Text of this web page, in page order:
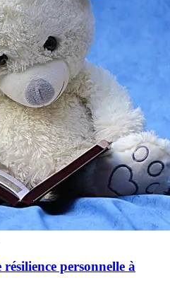
personnelle à